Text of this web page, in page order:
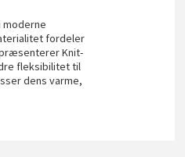
fordeler
Knit-
fleksibilitet til
dens varme,